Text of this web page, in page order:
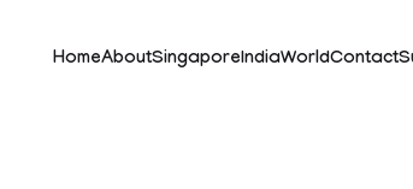
HomeAboutSingaporeIndiaWorldContact